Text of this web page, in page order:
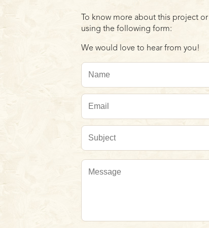
To know more about this project
using the following form:
We would love to hear from you!